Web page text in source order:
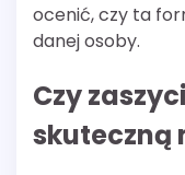
ocenić, czy ta
danej osoby.
Czy
skuteczną